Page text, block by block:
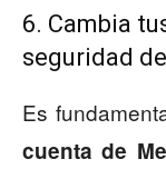
6. Cambia
seguridad
Es
cuenta de